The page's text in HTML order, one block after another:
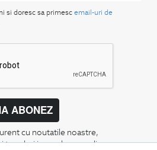
si doresc sa primesc email-uri de
ABONEZ
cu noutatile noastre,
trenduri in moda masculina.